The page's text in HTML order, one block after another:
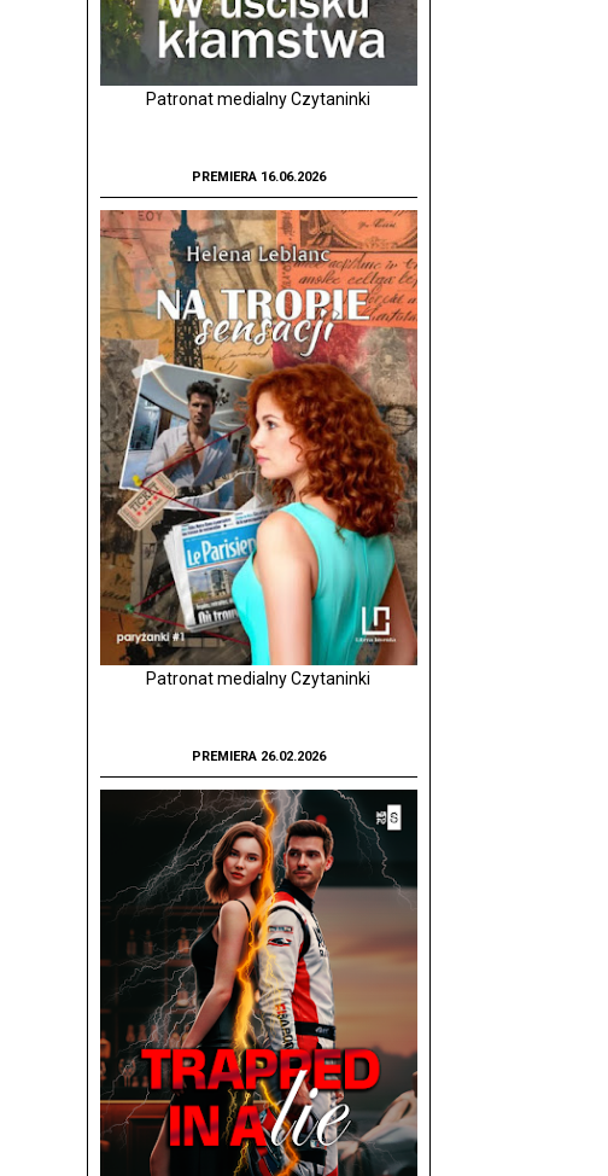
Patronat medialny Czytaninki
PREMIERA 16.06.2026
Patronat medialny Czytaninki
PREMIERA 26.02.2026